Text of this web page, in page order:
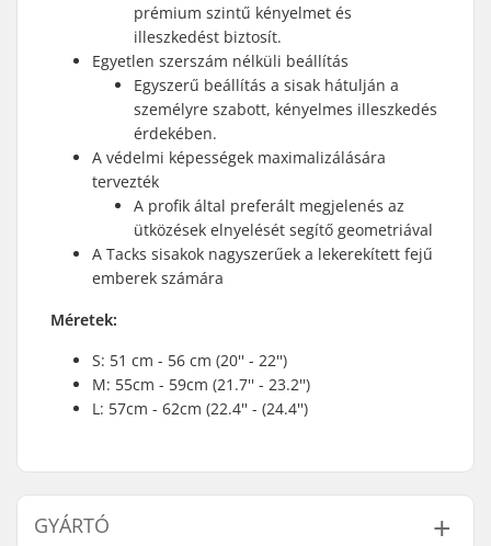
prémium szintű kényelmet és
illeszkedést biztosít.
Egyetlen szerszám nélküli beállítás
Egyszerű beállítás a sisak hátulján a
személyre szabott, kényelmes illeszkedés
érdekében.
A védelmi képességek maximalizálására
tervezték
A profik által preferált megjelenés az
ütközések elnyelését segítő geometriával
A Tacks sisakok nagyszerűek a lekerekített fejű
emberek számára
Méretek:
S: 51 cm - 56 cm (20'' - 22'')
M: 55cm - 59cm (21.7'' - 23.2'')
L: 57cm - 62cm (22.4'' - (24.4'')
GYÁRTÓ